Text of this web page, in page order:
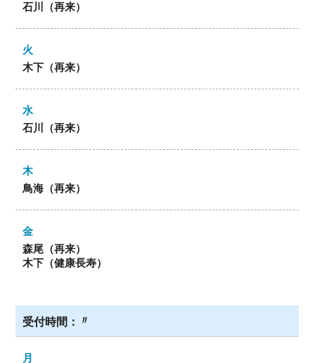
石川（再来）
木下（再来）
石川（再来）
鳥海（再来）
森尾（再来）
木下（健康長寿）
〃